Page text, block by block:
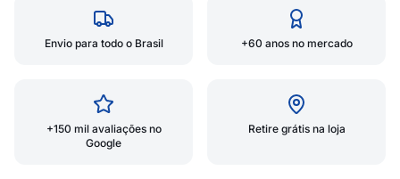
Envio para todo o Brasil +60 anos no mercado
+150 mil avaliações no
Google
Retire grátis na loja